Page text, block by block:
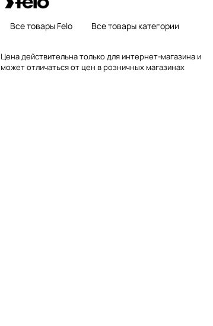
Все товары Felo Все товары категории
Цена действительна только для интернет-магазина и
может отличаться от цен в розничных магазинах